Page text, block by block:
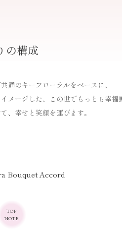
の構成
通のキーフローラルをベースに、
メージした、
この世でもっとも幸福
、 幸せと笑顔を運びます。
Bouquet Accord
TOP
NOTE